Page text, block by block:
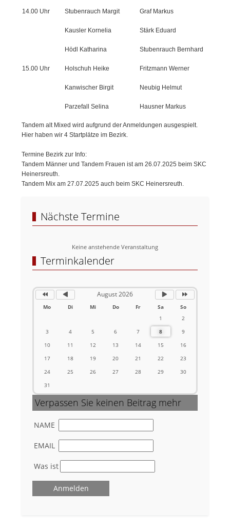
14.00 Uhr Stubenrauch Margit Graf Markus
Kausler Kornelia Stärk Eduard
Hödl Katharina Stubenrauch Bernhard
15.00 Uhr Holschuh Heike Fritzmann Werner
Kanwischer Birgit Neubig Helmut
Parzefall Selina Hausner Markus
Tandem alt Mixed wird aufgrund der Anmeldungen ausgespielt.
Hier haben wir 4 Startplätze im Bezirk.
Termine Bezirk zur Info:
Tandem Männer und Tandem Frauen ist am 26.07.2025 beim SKC
Heinersreuth.
Tandem Mix am 27.07.2025 auch beim SKC Heinersreuth.
Nächste Termine
Keine anstehende Veranstaltung
Terminkalender
Vorheriges
Jahr
Vorheriger
Monat
August 2026
Mo Di Mi Do Fr Sa
So
1
2
3
4 5 6 7 8
9
10
11 12 13 14 15
16
17
18 19 20 21 22
23
24
25 26 27 28 29
30
31
Verpassen Sie keinen Beitrag mehr
NAME
EMAIL
Was ist